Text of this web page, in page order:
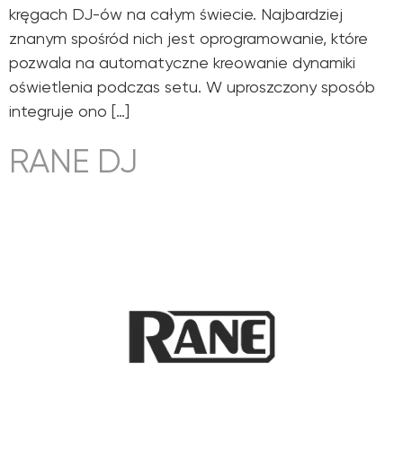
kręgach DJ-ów na całym świecie. Najbardziej
znanym spośród nich jest oprogramowanie, które
pozwala na automatyczne kreowanie dynamiki
oświetlenia podczas setu. W uproszczony sposób
integruje ono […]
RANE DJ